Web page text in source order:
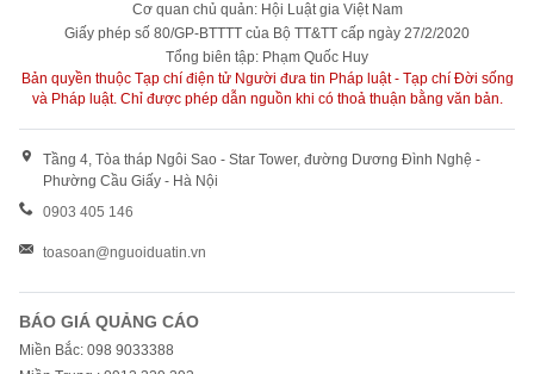
Cơ quan chủ quản: Hội Luật gia Việt Nam
Giấy phép số 80/GP-BTTTT của Bộ TT&TT cấp ngày 27/2/2020
Tổng biên tập: Phạm Quốc Huy
Bản quyền thuộc Tạp chí điện tử Người đưa tin Pháp luật - Tạp chí Đời sống
và Pháp luật. Chỉ được phép dẫn nguồn khi có thoả thuận bằng văn bản.
Tầng 4, Tòa tháp Ngôi Sao - Star Tower, đường Dương Đình Nghệ -
Phường Cầu Giấy - Hà Nội
0903 405 146
toasoan@nguoiduatin.vn
BÁO GIÁ QUẢNG CÁO
Miền Bắc: 098 9033388